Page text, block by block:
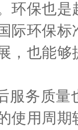
环保也
际环保
，也能
务质量
使用周